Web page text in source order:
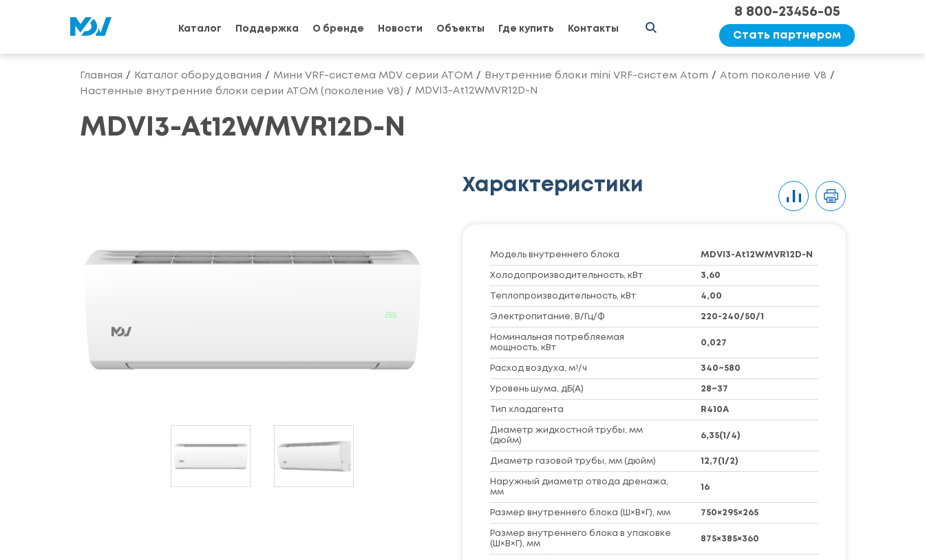
Каталог Поддержка О бренде Новости Объекты Где купить Контакты
8 800-23456-05
Стать партнером
Главная Каталог оборудования Мини VRF-система MDV серии ATOM Внутренние блоки mini VRF-систем Atom
Atom поколение V8
Настенные внутренние блоки серии ATOM (поколение V8)
MDVI3-At12WMVR12D-N
MDVI3-At12WMVR12D-N
Характеристики
Модель внутреннего блока MDVI3-At12WMVR12D-N
Холодопроизводительность, кВт 3,60
Теплопроизводительность, кВт 4,00
Электропитание, В/Гц/Ф 220-240/50/1
Номинальная потребляемая
мощность, кВт
0,027
Расход воздуха, м³/ч 340~580
Уровень шума, дБ(A) 28~37
Тип хладагента R410A
Диаметр жидкостной трубы, мм
(дюйм)
6,35(1/4)
Диаметр газовой трубы, мм (дюйм) 12,7(1/2)
Наружный диаметр отвода дренажа,
мм
16
Размер внутреннего блока (Ш×В×Г), мм 750×295×265
Размер внутреннего блока в упаковке
(Ш×В×Г), мм
875×385×360